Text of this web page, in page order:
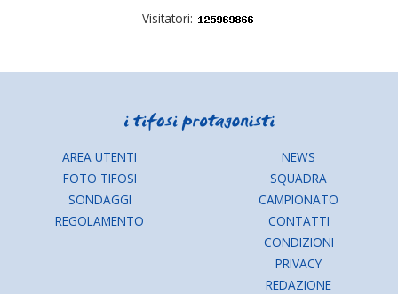
Visitatori:
AREA UTENTI
FOTO TIFOSI
SONDAGGI
REGOLAMENTO
NEWS
SQUADRA
CAMPIONATO
CONTATTI
CONDIZIONI
PRIVACY
REDAZIONE